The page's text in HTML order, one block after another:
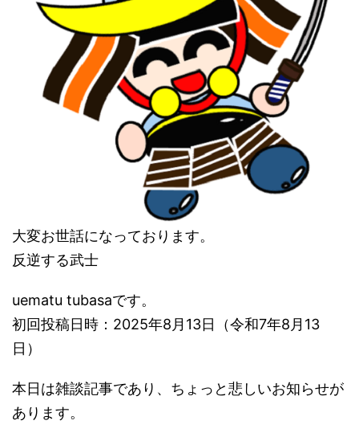
大変お世話になっております。
反逆する武士
uematu tubasaです。
初回投稿日時：2025年8月13日（令和7年8月13
日）
本日は雑談記事であり、ちょっと悲しいお知らせが
あります。